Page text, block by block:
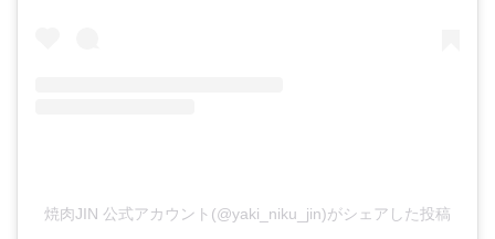
焼肉JIN 公式アカウント(@yaki_niku_jin)がシェアした投稿